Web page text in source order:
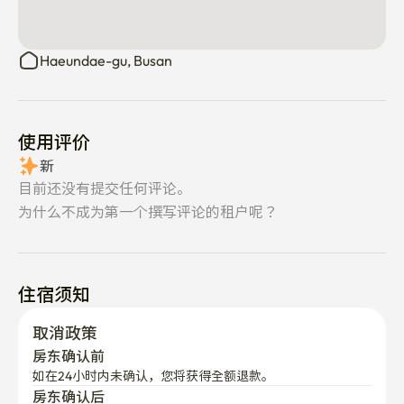
Haeundae-gu, Busan
使用评价
新
目前还没有提交任何评论。
为什么不成为第一个撰写评论的租户呢？
住宿须知
取消政策
房东确认前
如在24小时内未确认，您将获得全额退款。
房东确认后